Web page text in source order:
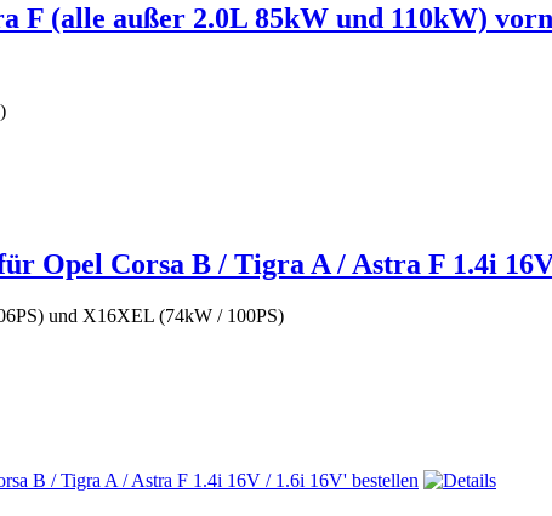
F (alle außer 2.0L 85kW und 110kW)
)
Opel Corsa B / Tigra A / Astra F 1.4i
und X16XEL (74kW / 100PS)